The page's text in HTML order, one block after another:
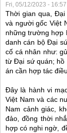
Fri, 05/12/2023 - 16:57
Thời gian qua, Đại
và người gốc Việt
những trường hợp
danh cán bộ Đại
cố cá nhân như:
từ Đại sứ quán; hồ
án cần hợp tác
Đây là hành vi
Việt Nam và các
Nam cảnh giác,
đảo, đồng thời
hợp có nghi ngờ,